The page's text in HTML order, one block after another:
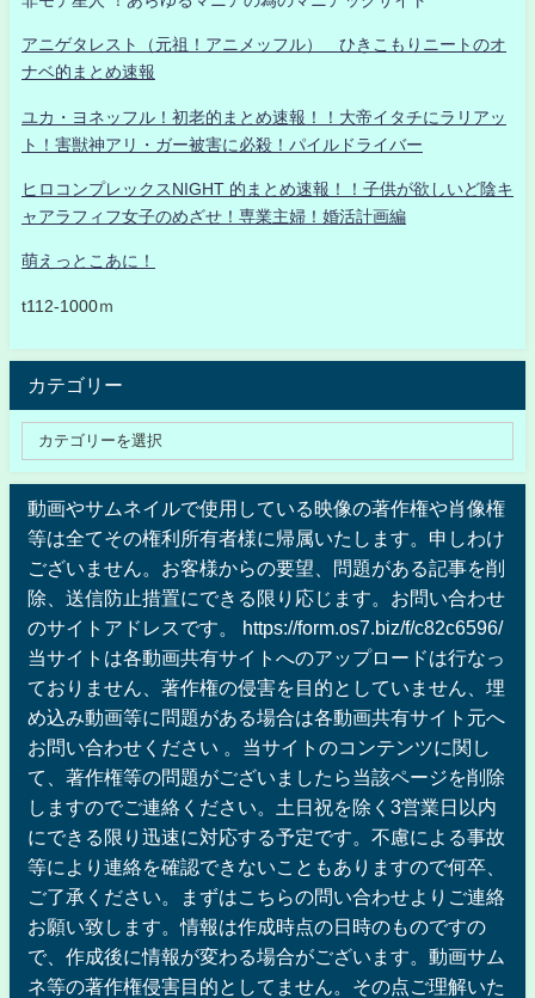
アニゲタレスト（元祖！アニメッフル） ひきこもりニートのオ
ナベ的まとめ速報
ユカ・ヨネッフル！初老的まとめ速報！！大帝イタチにラリアッ
ト！害獣神アリ・ガー被害に必殺！パイルドライバー
ヒロコンプレックスNIGHT 的まとめ速報！！子供が欲しいど陰キ
ャアラフィフ女子のめざせ！専業主婦！婚活計画編
萌えっとこあに！
t112-1000ｍ
カテゴリー
動画やサムネイルで使用している映像の著作権や肖像権
等は全てその権利所有者様に帰属いたします。申しわけ
ございません。お客様からの要望、問題がある記事を削
除、送信防止措置にできる限り応じます。お問い合わせ
のサイトアドレスです。 https://form.os7.biz/f/c82c6596/
当サイトは各動画共有サイトへのアップロードは行なっ
ておりません、著作権の侵害を目的としていません、埋
め込み動画等に問題がある場合は各動画共有サイト元へ
お問い合わせください 。当サイトのコンテンツに関し
て、著作権等の問題がございましたら当該ページを削除
しますのでご連絡ください。土日祝を除く3営業日以内
にできる限り迅速に対応する予定です。不慮による事故
等により連絡を確認できないこともありますので何卒、
ご了承ください。まずはこちらの問い合わせよりご連絡
お願い致します。情報は作成時点の日時のものですの
で、作成後に情報が変わる場合がございます。動画サム
ネ等の著作権侵害目的としてません。その点ご理解いた